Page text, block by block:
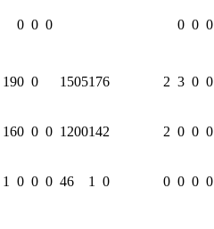
0 0 0 0 0 0
190 0 1505176 2 3 0 0
160 0 0 1200142 2 0 0 0
1 0 0 0 46 1 0 0 0 0 0